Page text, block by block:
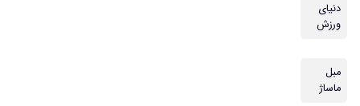
دنیای
ورزش
مبل
ماساژ